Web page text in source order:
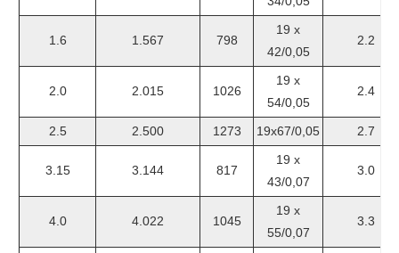
1.6 1.567 798
19 x
42/0,05
2.2
2.0 2.015 1026
19 x
54/0,05
2.4
2.5 2.500 1273 19x67/0,05 2.7
3.15 3.144 817
19 x
43/0,07
3.0
4.0 4.022 1045
19 x
55/0,07
3.3